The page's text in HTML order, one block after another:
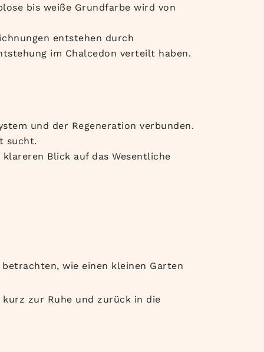
bis weiße Grundfarbe wird von
entstehen durch
im Chalcedon verteilt haben.
und der Regeneration verbunden.
sucht.
Blick auf das Wesentliche
wie einen kleinen Garten
zur Ruhe und zurück in die